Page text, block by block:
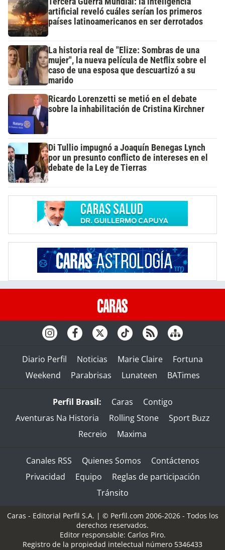
artificial reveló cuáles serían los primeros
países latinoamericanos en ser derrotados
La historia real de "Elize: Sombras de una
mujer", la nueva película de Netflix sobre el
caso de una esposa que descuartizó a su
marido
Ricardo Lorenzetti se metió en el debate
sobre la inhabilitación de Cristina Kirchner
Di Tullio impugnó a Joaquín Benegas Lynch
por un presunto conflicto de intereses en el
debate de la Ley de Tierras
Diario Perfil Noticias Marie Claire
Fortuna
Weekend
Parabrisas Lunateen BATimes
Perfil Brasil: Caras
Contigo
Aventuras Na Historia
Rolling Stone
Sport Buzz
Recreio
Maxima
Canales RSS Quienes Somos
Contáctenos
Privacidad
Equipo
Reglas de participación
Tránsito
Caras - Editorial Perfil S.A. | © Perfil.com 2006-2026 - Todos los
derechos reservados.
Editor responsable: Carlos Piro.
Registro de la propiedad intelectual número 5346433